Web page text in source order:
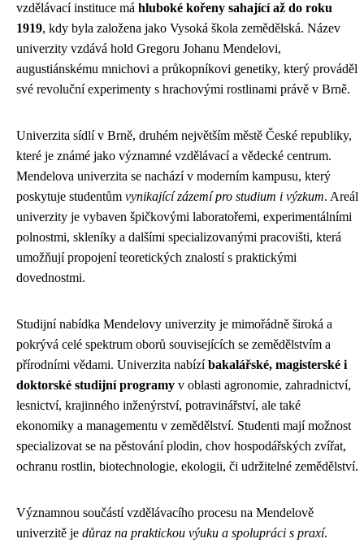
vzdělávací instituce má hluboké kořeny sahající až do roku
1919, kdy byla založena jako Vysoká škola zemědělská. Název
univerzity vzdává hold Gregoru Johanu Mendelovi,
augustiánskému mnichovi a průkopníkovi genetiky, který prováděl
své revoluční experimenty s hrachovými rostlinami právě v Brně.
Univerzita sídlí v Brně, druhém největším městě České republiky,
které je známé jako významné vzdělávací a vědecké centrum.
Mendelova univerzita se nachází v moderním kampusu, který
poskytuje studentům vynikající zázemí pro studium i výzkum. Areál
univerzity je vybaven špičkovými laboratořemi, experimentálními
polnostmi, skleníky a dalšími specializovanými pracovišti, která
umožňují propojení teoretických znalostí s praktickými
dovednostmi.
Studijní nabídka Mendelovy univerzity je mimořádně široká a
pokrývá celé spektrum oborů souvisejících se zemědělstvím a
přírodními vědami. Univerzita nabízíbakalářské, magisterské i
doktorské studijní programy v oblasti agronomie, zahradnictví,
lesnictví, krajinného inženýrství, potravinářství, ale také
ekonomiky a managementu v zemědělství. Studenti mají možnost
specializovat se na pěstování plodin, chov hospodářských zvířat,
ochranu rostlin, biotechnologie, ekologii, či udržitelné zemědělství.
Významnou součástí vzdělávacího procesu na Mendelově
univerzitě je důraz na praktickou výuku a spolupráci s praxí.